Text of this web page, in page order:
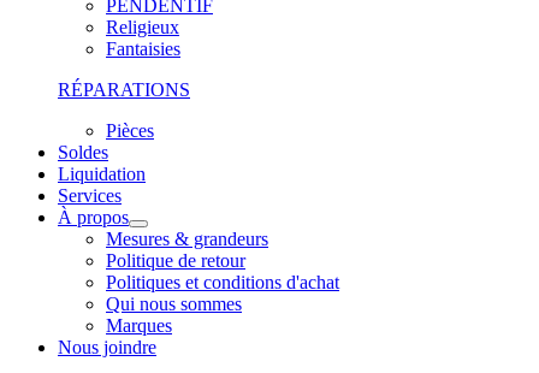
PENDENTIF
Religieux
Fantaisies
RÉPARATIONS
Pièces
Soldes
Liquidation
Services
À propos
Mesures & grandeurs
Politique de retour
Politiques et conditions d'achat
Qui nous sommes
Marques
Nous joindre